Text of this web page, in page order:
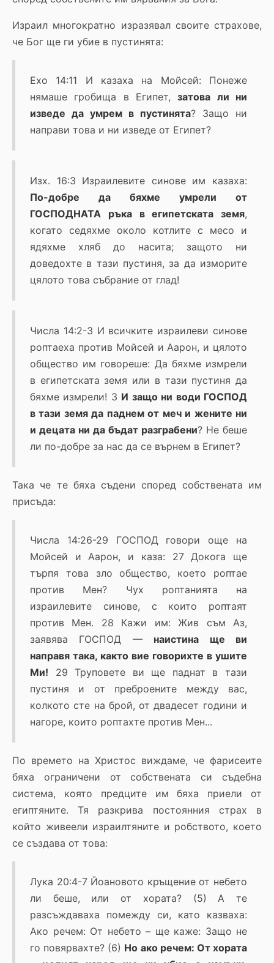
Израил многократно изразявал своите страхове,
че Бог ще ги убие в пустинята:
Exo 14:11 И казаха на Мойсей: Понеже
нямаше гробища в Египет,затова ли ни
изведе да умрем в пустинята? Защо ни
направи това и ни изведе от Египет?
Изх. 16:3 Израилевите синове им казаха:
По-добре да бяхме умрели от
ГОСПОДНАТА ръка в египетската земя,
когато седяхме около котлите с месо и
ядяхме хляб до насита; защото ни
доведохте в тази пустиня, за да изморите
цялото това събрание от глад!
Числа 14:2-3 И всичките израилеви синове
роптаеха против Мойсей и Аарон, и цялото
общество им говореше: Да бяхме измрели
в египетската земя или в тази пустиня да
бяхме измрели! 3 И защо ни води ГОСПОД
в тази земя да паднем от меч и жените ни
и децата ни да бъдат разграбени? Не беше
ли по-добре за нас да се върнем в Египет?
Така че те бяха съдени според собствената им
присъда:
Числа 14:26-29 ГОСПОД говори още на
Мойсей и Аарон, и каза: 27 Докога ще
търпя това зло общество, което роптае
против Мен? Чух роптанията на
израилевите синове, с които роптаят
против Мен. 28 Кажи им: Жив съм Аз,
заявява ГОСПОД — наистина ще ви
направя така, както вие говорихте в ушите
Ми! 29 Труповете ви ще паднат в тази
пустиня и от преброените между вас,
колкото сте на брой, от двадесет години и
нагоре, които роптахте против Мен...
По времето на Христос виждаме, че фарисеите
бяха ограничени от собствената си съдебна
система, която предците им бяха приели от
египтяните. Тя разкрива постоянния страх в
който живеели израилтяните и робството, което
се създава от това:
Лука 20:4-7 Йоановото кръщение от небето
ли беше, или от хората? (5) А те
разсъждаваха помежду си, като казваха:
Ако речем: От небето – ще каже: Защо не
го повярвахте? (6) Но ако речем: От хората